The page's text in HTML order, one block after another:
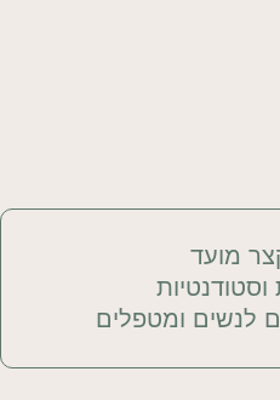
מועד
לנשים ומטפלים